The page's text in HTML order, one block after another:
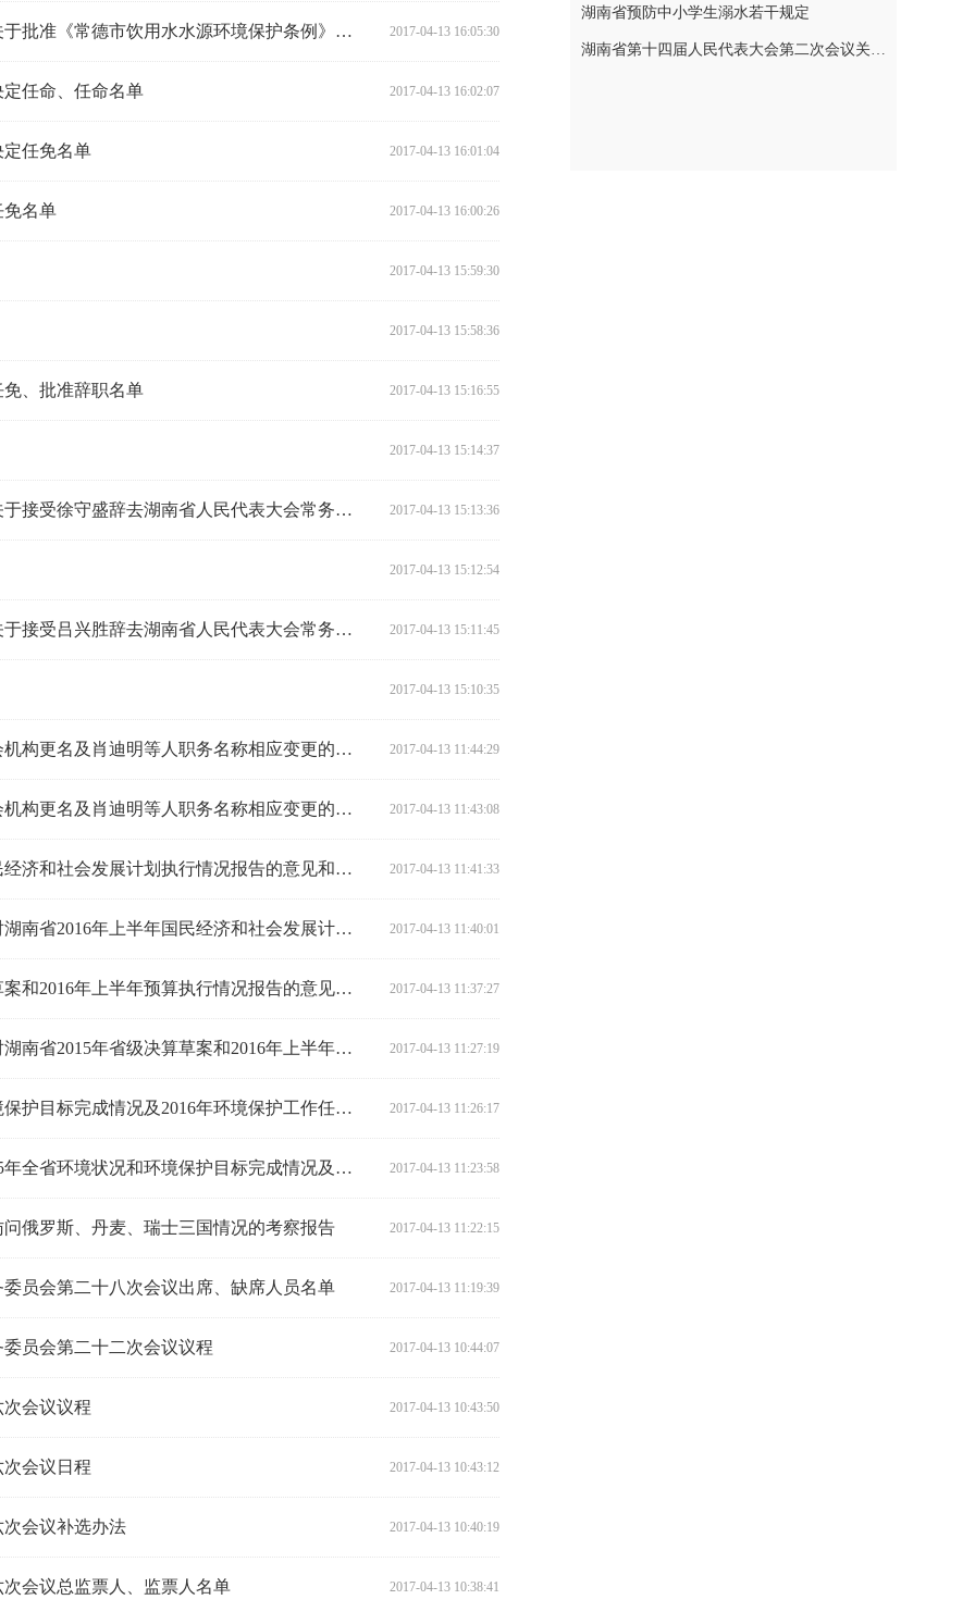
湖南省人民代表大会常务委员会关于批准《常德市饮用水水源环境保护条例》的决定 2017-04-13 16:05:30
任命、任命名单 2017-04-13 16:02:07
任免名单 2017-04-13 16:01:04
免名单 2017-04-13 16:00:26
2017-04-13 15:59:30
2017-04-13 15:58:36
、批准辞职名单 2017-04-13 15:16:55
2017-04-13 15:14:37
湖南省人民代表大会常务委员会关于接受徐守盛辞去湖南省人民代表大会常务委员会主任职务的决定 2017-04-13 15:13:36
2017-04-13 15:12:54
湖南省人民代表大会常务委员会关于接受吕兴胜辞去湖南省人民代表大会常务委员会委员职务的决定 2017-04-13 15:11:45
2017-04-13 15:10:35
关于省人大常委会法规工作委员会机构更名及肖迪明等人职务名称相应变更的备案报告 2017-04-13 11:44:29
关于省人大常委会法规工作委员会机构更名及肖迪明等人职务名称相应变更的备案说明 2017-04-13 11:43:08
关于《对湖南省2016年上半年国民经济和社会发展计划执行情况报告的意见和建议》研究处理结果的报告 2017-04-13 11:41:33
关于对《湖南省人民政府关于〈对湖南省2016年上半年国民经济和社会发展计划执行情况报告的意见和建议〉研究处理结果的报告》的审议意见 2017-04-13 11:40:01
关于《对湖南省2015年省级决算草案和2016年上半年预算执行情况报告的意见和建议》研究处理结果的报告 2017-04-13 11:37:27
关于对《湖南省人民政府关于〈对湖南省2015年省级决算草案和2016年上半年预算执行情况报告的意见和建议〉研究处理结果的报告》的审议意见 2017-04-13 11:27:19
关于《2015年全省环境状况和环境保护目标完成情况及2016年环境保护工作任务报告的审议意见和建议》研究处理结果的报告 2017-04-13 11:26:17
关于对《湖南省人民政府关于2015年全省环境状况和环境保护目标完成情况及2016年环境保护工作任务报告的审议意见和建议研究处理结果的报告》的审议意见 2017-04-13 11:23:58
俄罗斯、丹麦、瑞士三国情况的考察报告 2017-04-13 11:22:15
员会第二十八次会议出席、缺席人员名单 2017-04-13 11:19:39
员会第二十二次会议议程 2017-04-13 10:44:07
会议议程 2017-04-13 10:43:50
会议日程 2017-04-13 10:43:12
会议补选办法 2017-04-13 10:40:19
会议总监票人、监票人名单 2017-04-13 10:38:41
湖南省预防中小学生溺水若干规定
湖南省第十四届人民代表大会第二次会议关于湖南省人民代表大会常务委员会工作报告的决议